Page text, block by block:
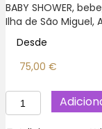
BABY SHOWER,
Ilha de São Miguel,
Desde
75,00 €
Quantidade
de